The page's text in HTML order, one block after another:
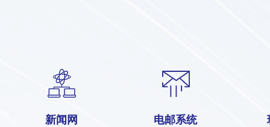
新闻网 电邮系统